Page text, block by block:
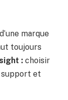
marque
toujours
: choisir
support et